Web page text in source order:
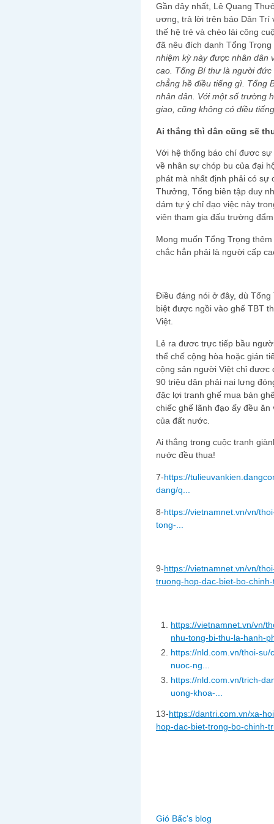
Gần đây nhất, Lê Quang
ương, trả lời trên báo Dân Trí
thế hệ trẻ và chèo lái công
đã nêu đích danh Tổng Trọng
nhiệm kỳ này được nhân dân
cao. Tổng Bí thư là người
chẳng hề điều tiếng gì. Tổng
nhân dân. Với một số trường
giao, cũng không có điều
Ai thắng thì dân cũng sẽ
Với hệ thống báo chí đươc
về nhân sự chóp bu của đại
phát mà nhất định phải có sự
Thưởng, Tổng biên tập duy
dám tự ý chỉ đạo việc này
viên tham gia đấu trường
Mong muốn Tổng Trọng
chắc hẳn phải là người cấp
Điều đáng nói ở đây, dù
biệt được ngồi vào ghế TBT
Việt.
Lẻ ra đươc trực tiếp bầu
thể chế cộng hòa hoặc gián
cộng sản người Việt chỉ đươc
90 triệu dân phải nai lưng
đặc lợi tranh ghế mua bán
chiếc ghế lãnh đạo ấy đều
của đất nước.
Ai thắng trong cuộc tranh
nước đều thua!
7-https://
dang/q...
8-https://vietnamnet.vn/vn/
tong-...
9-https://vietnamnet.vn/vn/
truong-hop-dac-biet-bo-
https://vietnamnet.vn/vn/
nhu-tong-bi-thu-la-hanh-
https://nld.com.vn/thoi-
nuoc-ng...
https://nld.com.vn/trich-
uong-khoa-...
13-https://dantri.com.vn/xa-
hop-dac-biet-trong-bo-chinh-
Gió Bấc's blog